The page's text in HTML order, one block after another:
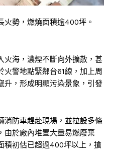
火勢，燃燒面積逾400坪。
火海，濃煙不斷向外擴散，甚
火警地點緊鄰台61線 ，加上周
升，形成明顯污染景象，引發
消防車趕赴現場，並拉設多條
由於廠內堆置大量易燃廢棄
積初估已超過400坪以上，搶